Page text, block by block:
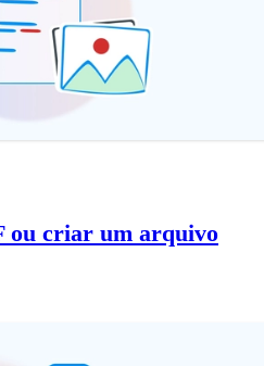
ou criar um arquivo